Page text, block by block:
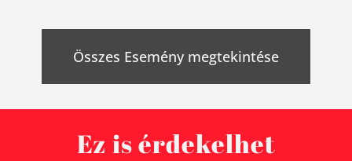
Összes Esemény megtekintése
Ez is érdekelhet